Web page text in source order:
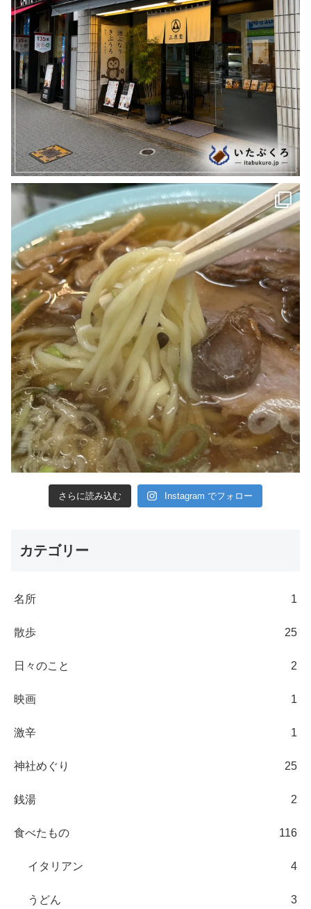
さらに読み込む Instagram でフォロー
カテゴリー
名所 1
散歩 25
日々のこと 2
映画 1
激辛 1
神社めぐり 25
銭湯 2
食べたもの 116
イタリアン 4
うどん 3